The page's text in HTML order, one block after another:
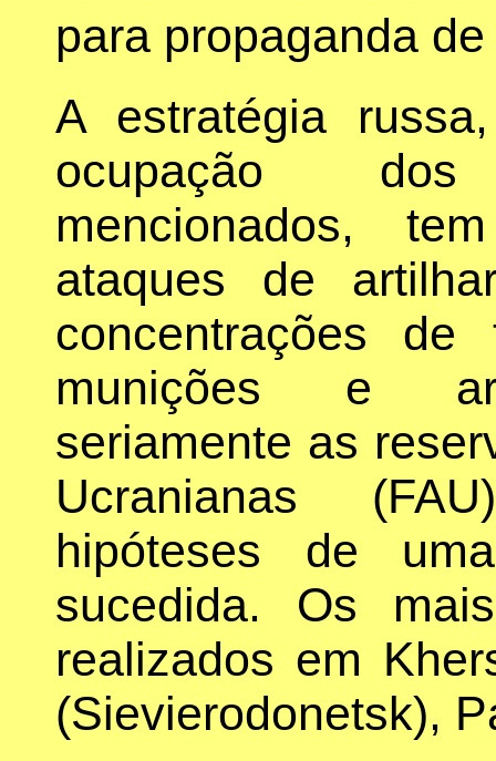
para propaganda
A estratégia
ocupação
mencionados,
ataques de
concentrações
munições e
seriamente as
Ucranianas
hipóteses de
sucedida. Os
realizados em
(Sievierodonetsk),